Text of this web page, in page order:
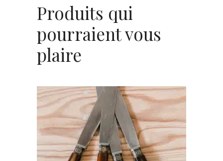
Produits qui
pourraient vous
plaire